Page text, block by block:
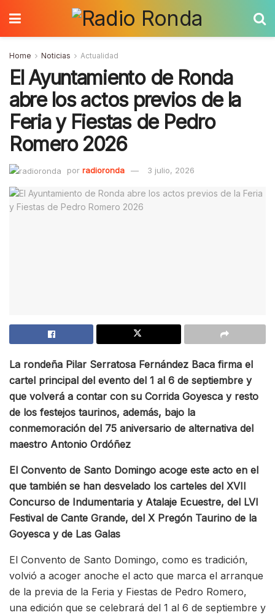
Home Noticias Actualidad
El Ayuntamiento de Ronda
abre los actos previos de la
Feria y Fiestas de Pedro
Romero 2026
por radioronda 3 julio, 2026
La rondeña Pilar Serratosa Fernández Baca firma el
cartel principal del evento del 1 al 6 de septiembre y
que volverá a contar con su Corrida Goyesca y resto
de los festejos taurinos, además, bajo la
conmemoración del 75 aniversario de alternativa del
maestro Antonio Ordóñez
El Convento de Santo Domingo acoge este acto en el
que también se han desvelado los carteles del XVII
Concurso de Indumentaria y Atalaje Ecuestre, del LVI
Festival de Cante Grande, del X Pregón Taurino de la
Goyesca y de Las Galas
El Convento de Santo Domingo, como es tradición,
volvió a acoger anoche el acto que marca el arranque
de la previa de la Feria y Fiestas de Pedro Romero,
una edición que se celebrará del 1 al 6 de septiembre y